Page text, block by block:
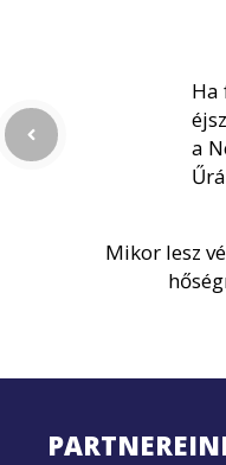
Ha
a
Mikor lesz